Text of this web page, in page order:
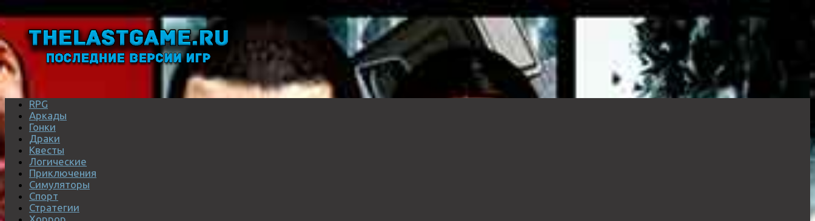
RPG
Аркады
Гонки
Драки
Квесты
Логические
Приключения
Симуляторы
Спорт
Стратегии